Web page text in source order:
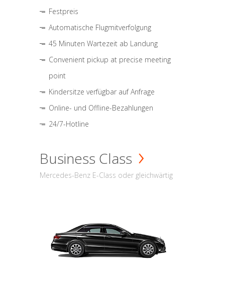
Festpreis
Automatische Flugmitverfolgung
45 Minuten Wartezeit ab Landung
Convenient pickup at precise meeting
point
Kindersitze verfügbar auf Anfrage
Online- und Offline-Bezahlungen
24/7-Hotline
Business Class
Mercedes-Benz E-Class oder gleichwärtig